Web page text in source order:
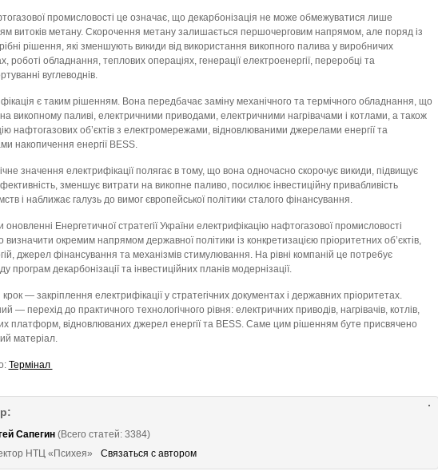
промисловості це означає, що декарбонізація не може обмежуватися лише
витоків метану. Скорочення метану залишається першочерговим напрямом, але поряд із
рішення, які зменшують викиди від використання викопного палива у виробничих
роботі обладнання, теплових операціях, генерації електроенергії, переробці та
вуглеводнів.
є таким рішенням. Вона передбачає заміну механічного та термічного обладнання, що
викопному паливі, електричними приводами, електричними нагрівачами і котлами, а також
нафтогазових об’єктів з електромережами, відновлюваними джерелами енергії та
накопичення енергії BESS.
значення електрифікації полягає в тому, що вона одночасно скорочує викиди, підвищує
зменшує витрати на викопне паливо, посилює інвестиційну привабливість
і наближає галузь до вимог європейської політики сталого фінансування.
оновленні Енергетичної стратегії України електрифікацію нафтогазової промисловості
визначити окремим напрямом державної політики із конкретизацією пріоритетних об’єктів,
джерел фінансування та механізмів стимулювання. На рівні компаній це потребує
програм декарбонізації та інвестиційних планів модернізації.
— закріплення електрифікації у стратегічних документах і державних пріоритетах.
— перехід до практичного технологічного рівня: електричних приводів, нагрівачів, котлів,
платформ, відновлюваних джерел енергії та BESS. Саме цим рішенням буте присвячено
матеріал.
Термінал
Сапегин(Всего статей: 3384)
НТЦ «Психея»
Связаться с автором